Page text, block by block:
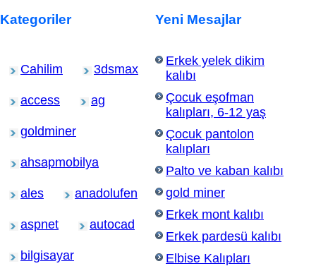
Kategoriler
Cahilim 3dsmax
access ag
goldminer
ahsapmobilya
ales anadolufen
aspnet autocad
bilgisayar
Yeni Mesajlar
Erkek yelek dikim
kalıbı
Çocuk eşofman
kalıpları, 6-12 yaş
Çocuk pantolon
kalıpları
Palto ve kaban kalıbı
gold miner
Erkek mont kalıbı
Erkek pardesü kalıbı
Elbise Kalıpları